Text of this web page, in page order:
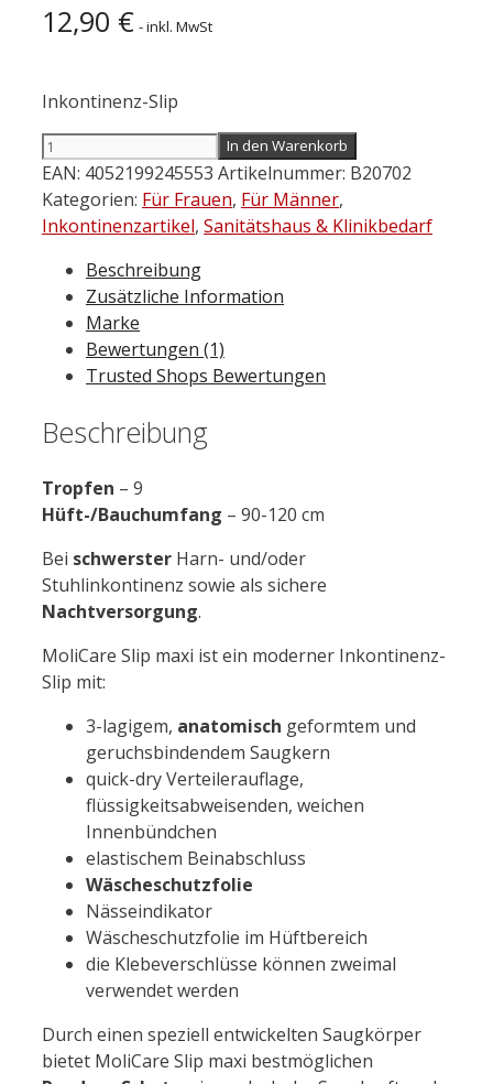
12,90 € - inkl. MwSt
Inkontinenz-Slip
MoliCare
Slip
maxi
M
Menge
In den Warenkorb
EAN: 4052199245553 Artikelnummer: B20702
Kategorien: Für Frauen, Für Männer,
Inkontinenzartikel, Sanitätshaus & Klinikbedarf
Beschreibung
Zusätzliche Information
Marke
Bewertungen (1)
Trusted Shops Bewertungen
Beschreibung
Tropfen – 9
Hüft-/Bauchumfang – 90-120 cm
Bei schwerster Harn- und/oder
Stuhlinkontinenz sowie als sichere
Nachtversorgung.
MoliCare Slip maxi ist ein moderner Inkontinenz-
Slip mit:
3-lagigem, anatomisch geformtem und
geruchsbindendem Saugkern
quick-dry Verteilerauflage,
flüssigkeitsabweisenden, weichen
Innenbündchen
elastischem Beinabschluss
Wäscheschutzfolie
Nässeindikator
Wäscheschutzfolie im Hüftbereich
die Klebeverschlüsse können zweimal
verwendet werden
Durch einen speziell entwickelten Saugkörper
bietet MoliCare Slip maxi bestmöglichen